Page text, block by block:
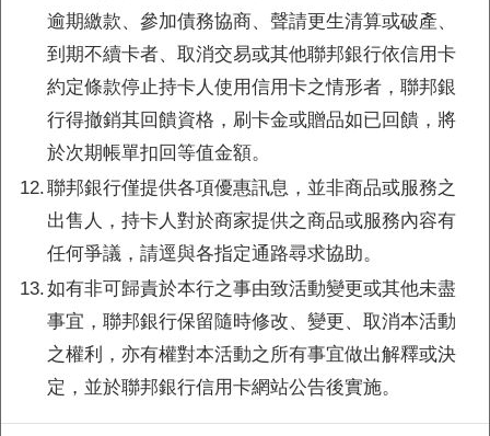
台灣虎航刷聯邦
享95折
刷聯邦卡
逾期繳款、參加債務協商、聲請更生清算或破產、
到期不續卡者、取消交易或其他聯邦銀行依信用卡
約定條款停止持卡人使用信用卡之情形者，聯邦銀
行得撤銷其回饋資格，刷卡金或贈品如已回饋，將
於次期帳單扣回等值金額。
12.聯邦銀行僅提供各項優惠訊息，並非商品或服務之
出售人，持卡人對於商家提供之商品或服務內容有
任何爭議，請逕與各指定通路尋求協助。
13.如有非可歸責於本行之事由致活動變更或其他未盡
事宜，聯邦銀行保留隨時修改、變更、取消本活動
之權利，亦有權對本活動之所有事宜做出解釋或決
定，並於聯邦銀行信用卡網站公告後實施。